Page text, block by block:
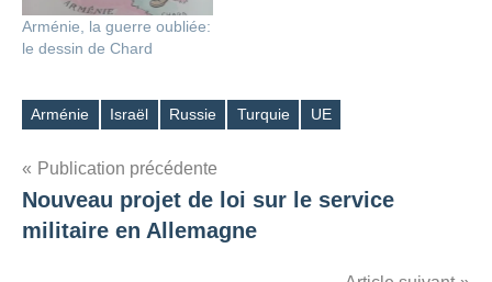
Arménie, la guerre oubliée:
le dessin de Chard
Étiquettes
Arménie Israël Russie Turquie UE
Navigation
de
Publication précédente
Nouveau projet de loi sur le service
militaire en Allemagne